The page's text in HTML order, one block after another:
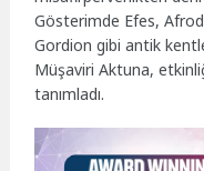
Gösterimde Efes,
Gordion gibi antik
Müşaviri Aktuna,
tanımladı.